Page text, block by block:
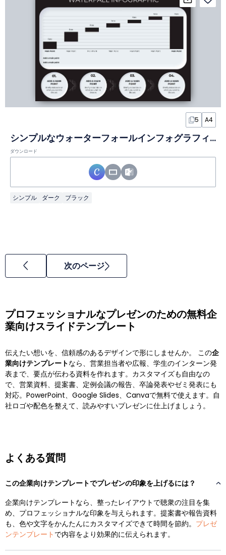
5 A4
シンプルなウォーターフォールインフォグラフィック
ダウンロード
シンプル ダーク ブラック
次のページ
プロフェッショナルなプレゼンのための無料企
業向けスライドテンプレート
伝えたい想いを、信頼感のあるデザインで形にしませんか。 この企
業向けテンプレートなら、営業担当者や広報、学生のインターン発
表まで、要点が伝わる資料を作れます。カスタマイズも自由なの
で、営業資料、提案書、定例会議の報告、卒論発表やゼミ発表にも
対応。PowerPoint、Google Slides、Canvaで無料で使えます。自
社ロゴや配色を整えて、読みやすいプレゼンに仕上げましょう。
よくある質問
この企業向けテンプレートでプレゼンの印象を上げるには？
企業向けテンプレートなら、整ったレイアウトで聴衆の注目を集
め、プロフェッショナルな印象を与えられます。提案書や報告資料
も、色や文字をかんたんにカスタマイズできて時間を節約。 プレゼ
ンテンプレート で内容をより効果的に伝えられます。